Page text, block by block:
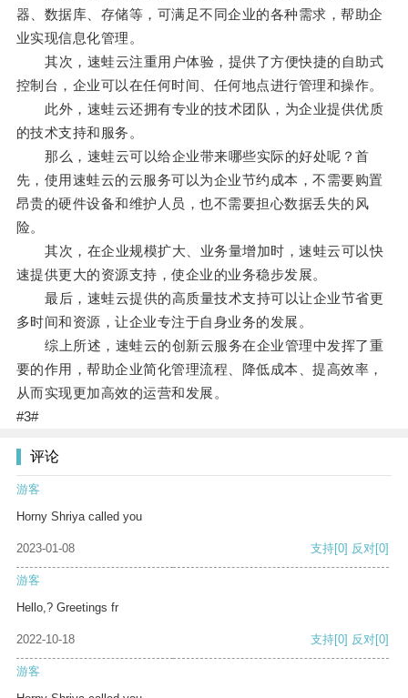
器、数据库、存储等，可满足不同企业的各种需求，帮助企
业实现信息化管理。
其次，速蛙云注重用户体验，提供了方便快捷的自助式
控制台，企业可以在任何时间、任何地点进行管理和操作。
此外，速蛙云还拥有专业的技术团队，为企业提供优质
的技术支持和服务。
那么，速蛙云可以给企业带来哪些实际的好处呢？首
先，使用速蛙云的云服务可以为企业节约成本，不需要购置
昂贵的硬件设备和维护人员，也不需要担心数据丢失的风
险。
其次，在企业规模扩大、业务量增加时，速蛙云可以快
速提供更大的资源支持，使企业的业务稳步发展。
最后，速蛙云提供的高质量技术支持可以让企业节省更
多时间和资源，让企业专注于自身业务的发展。
综上所述，速蛙云的创新云服务在企业管理中发挥了重
要的作用，帮助企业简化管理流程、降低成本、提高效率，
从而实现更加高效的运营和发展。
#3#
评论
游客
Horny Shriya called you
2023-01-08 支持[0] 反对[0]
游客
Hello,? Greetings fr
2022-10-18 支持[0] 反对[0]
游客